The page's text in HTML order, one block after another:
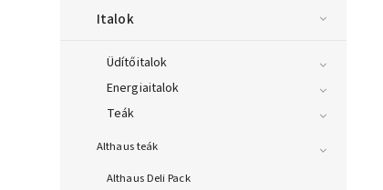
Italok
Üdítőitalok
Energiaitalok
Teák
Althaus teák
Althaus Deli Pack